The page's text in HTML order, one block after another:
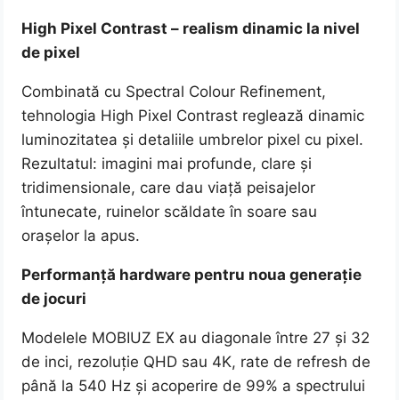
High Pixel Contrast – realism dinamic la nivel
de pixel
Combinată cu Spectral Colour Refinement,
tehnologia High Pixel Contrast reglează dinamic
luminozitatea și detaliile umbrelor pixel cu pixel.
Rezultatul: imagini mai profunde, clare și
tridimensionale, care dau viață peisajelor
întunecate, ruinelor scăldate în soare sau
orașelor la apus.
Performanță hardware pentru noua generație
de jocuri
Modelele MOBIUZ EX au diagonale între 27 și 32
de inci, rezoluție QHD sau 4K, rate de refresh de
până la 540 Hz și acoperire de 99% a spectrului